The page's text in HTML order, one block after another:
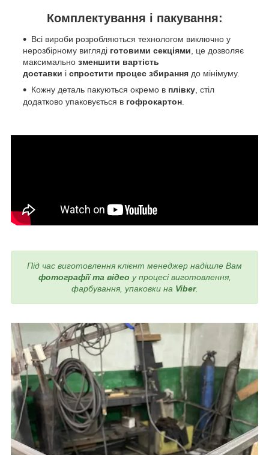
Комплектування і пакування:
Всі вироби розробляються технологом виключно у
нерозбірному вигляді готовими секціями, це дозволяє
максимально зменшити вартість
доставки і спростити процес збирання до мінімуму.
Кожну деталь пакуються окремо в плівку, стіл
додатково упаковується в гофрокартон.
Під час виготовлення клієнт менеджер надішле Вам
фотографії та відео у процесі виготовлення,
фарбування, упаковки на Viber.